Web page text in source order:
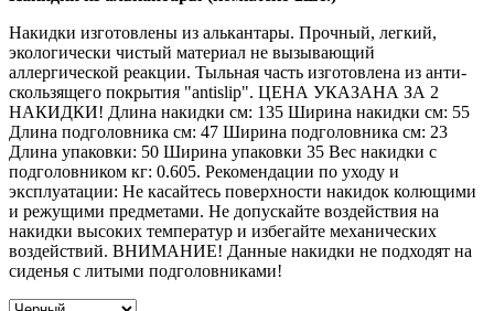
Накидки изготовлены из алькантары. Прочный, легкий,
экологически чистый материал не вызывающий
аллергической реакции. Тыльная часть изготовлена из анти-
скользящего покрытия "antislip". ЦЕНА УКАЗАНА ЗА 2
НАКИДКИ! Длина накидки см: 135 Ширина накидки см: 55
Длина подголовника см: 47 Ширина подголовника см: 23
Длина упаковки: 50 Ширина упаковки 35 Вес накидки с
подголовником кг: 0.605. Рекомендации по уходу и
эксплуатации: Не касайтесь поверхности накидок колющими
и режущими предметами. Не допускайте воздействия на
накидки высоких температур и избегайте механических
воздействий. ВНИМАНИЕ! Данные накидки не подходят на
сиденья с литыми подголовниками!